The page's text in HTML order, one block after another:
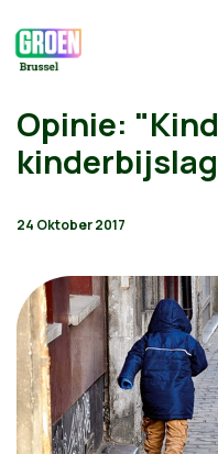
Opinie:
24 Oktober 2017